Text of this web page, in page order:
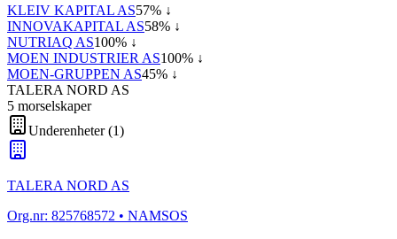
KLEIV KAPITAL AS57% ↓
INNOVAKAPITAL AS58% ↓
NUTRIAQ AS100% ↓
MOEN INDUSTRIER AS100% ↓
MOEN-GRUPPEN AS45% ↓
TALERA NORD AS
5 morselskaper
Underenheter(1)
TALERA NORD AS
Org.nr: 825768572 • NAMSOS